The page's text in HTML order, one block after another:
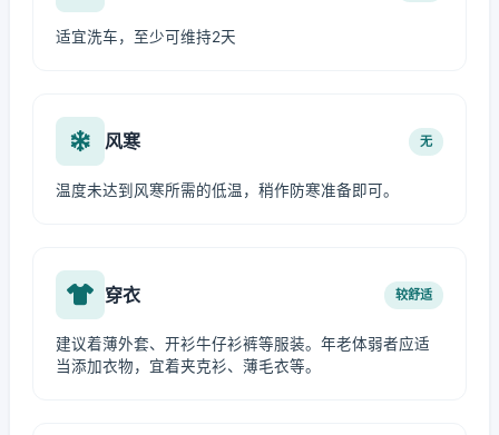
适宜洗车，至少可维持2天
风寒 无
温度未达到风寒所需的低温，稍作防寒准备即可。
穿衣 较舒适
建议着薄外套、开衫牛仔衫裤等服装。年老体弱者应适
当添加衣物，宜着夹克衫、薄毛衣等。